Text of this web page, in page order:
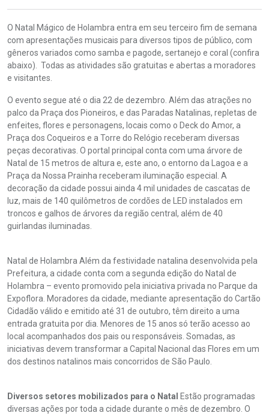
O Natal Mágico de Holambra entra em seu terceiro fim de semana
com apresentações musicais para diversos tipos de público, com
gêneros variados como samba e pagode, sertanejo e coral (confira
abaixo). Todas as atividades são gratuitas e abertas a moradores
e visitantes.
O evento segue até o dia 22 de dezembro. Além das atrações no
palco da Praça dos Pioneiros, e das Paradas Natalinas, repletas de
enfeites, flores e personagens, locais como o Deck do Amor, a
Praça dos Coqueiros e a Torre do Relógio receberam diversas
peças decorativas. O portal principal conta com uma árvore de
Natal de 15 metros de altura e, este ano, o entorno da Lagoa e a
Praça da Nossa Prainha receberam iluminação especial. A
decoração da cidade possui ainda 4 mil unidades de cascatas de
luz, mais de 140 quilômetros de cordões de LED instalados em
troncos e galhos de árvores da região central, além de 40
guirlandas iluminadas.
Natal de Holambra Além da festividade natalina desenvolvida pela
Prefeitura, a cidade conta com a segunda edição do Natal de
Holambra – evento promovido pela iniciativa privada no Parque da
Expoflora. Moradores da cidade, mediante apresentação do Cartão
Cidadão válido e emitido até 31 de outubro, têm direito a uma
entrada gratuita por dia. Menores de 15 anos só terão acesso ao
local acompanhados dos pais ou responsáveis. Somadas, as
iniciativas devem transformar a Capital Nacional das Flores em um
dos destinos natalinos mais concorridos de São Paulo.
Diversos setores mobilizados para o Natal
Estão programadas
diversas ações por toda a cidade durante o mês de dezembro. O